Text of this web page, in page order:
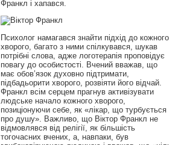
Франкл і хапався.
Психолог намагався знайти підхід до кожного
хворого, багато з ними спілкувався, шукав
потрібні слова, адже логотерапія проповідує
повагу до особистості. Вчений вважав, що
має обов’язок духовно підтримати,
підбадьорити хворого, розвіяти його відчай.
Франкл всім серцем прагнув активізувати
людське начало кожного хворого,
позиціонуючи себе, як «лікар, що турбується
про душу». Важливо, що Віктор Франкл не
відмовлявся від релігії, як більшість
тогочасних вчених, а, навпаки, був